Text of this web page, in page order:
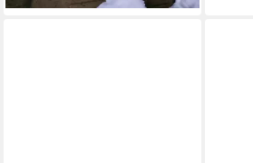
Schnellheizsystem